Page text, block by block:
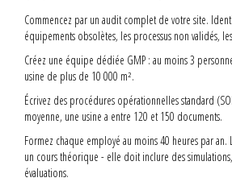
Commencez par un audit complet de votre site.
équipements obsolètes, les processus non validés,
Créez une équipe dédiée GMP : au moins 3
usine de plus de 10 000 m².
Écrivez des procédures opérationnelles standard
moyenne, une usine a entre 120 et 150 documents.
Formez chaque employé au moins 40 heures par
un cours théorique - elle doit inclure des
évaluations.